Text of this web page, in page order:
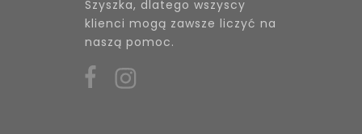
Szyszka, dlatego wszyscy
klienci mogą zawsze liczyć na
naszą pomoc.